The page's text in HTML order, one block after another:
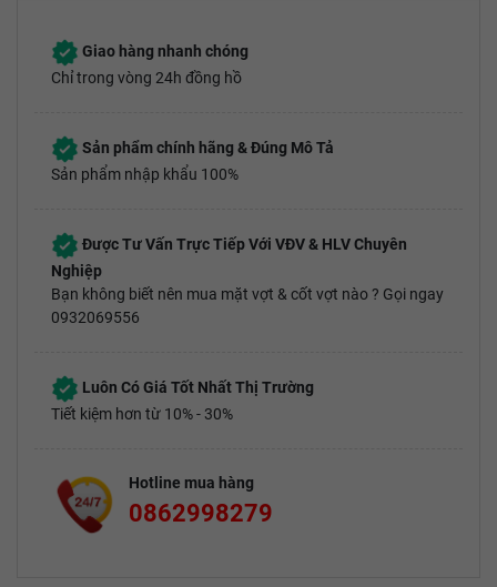
Giao hàng nhanh chóng
Chỉ trong vòng 24h đồng hồ
Sản phẩm chính hãng & Đúng Mô Tả
Sản phẩm nhập khẩu 100%
Được Tư Vấn Trực Tiếp Với VĐV & HLV Chuyên
Nghiệp
Bạn không biết nên mua mặt vợt & cốt vợt nào ? Gọi ngay
0932069556
Luôn Có Giá Tốt Nhất Thị Trường
Tiết kiệm hơn từ 10% - 30%
Hotline mua hàng
0862998279